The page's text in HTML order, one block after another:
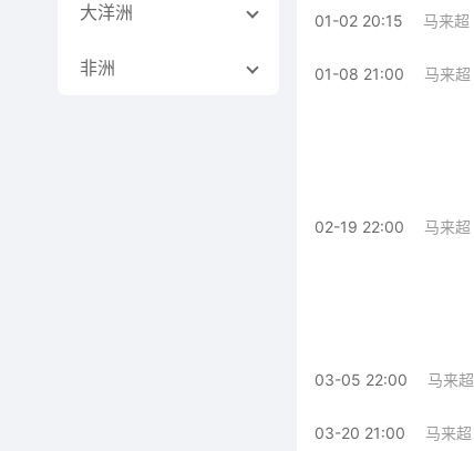
大洋洲
非洲
01-02 20:15 马来超
01-08 21:00 马来超
02-19 22:00 马来超
03-05 22:00 马来超
03-20 21:00 马来超